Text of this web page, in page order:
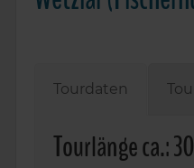
Tourdaten
Tourlänge ca.: